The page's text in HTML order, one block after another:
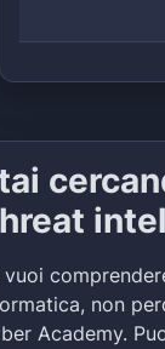
vuoi
non
Academy.